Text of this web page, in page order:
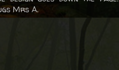
Mrs A.